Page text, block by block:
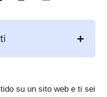
su un sito web e ti sei